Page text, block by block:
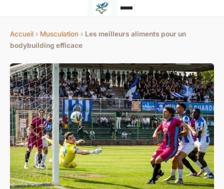
Accueil › Musculation › Les meilleurs aliments pour un
bodybuilding efficace